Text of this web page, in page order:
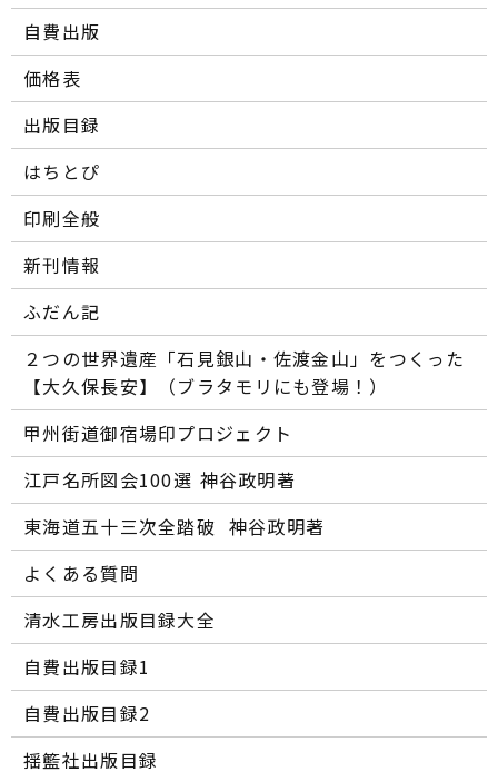
自費出版
価格表
出版目録
はちとぴ
印刷全般
新刊情報
ふだん記
２つの世界遺産「石見銀山・佐渡金山」をつくった
【大久保長安】（ブラタモリにも登場！）
甲州街道御宿場印プロジェクト
江戸名所図会100選―― 神谷政明著
東海道五十三次全踏破 ―― 神谷政明著
よくある質問
清水工房出版目録大全
自費出版目録1
自費出版目録2
揺籃社出版目録